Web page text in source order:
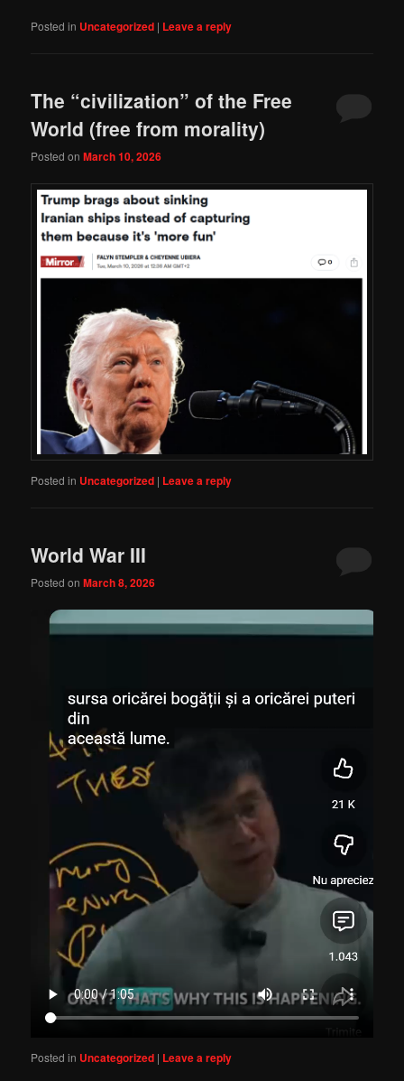
Posted in Uncategorized | Leave a reply
The “civilization” of the Free
World (free from morality)
Posted onMarch 10, 2026
Posted in Uncategorized | Leave a reply
World War III
Posted onMarch 8, 2026
Posted in Uncategorized | Leave a reply